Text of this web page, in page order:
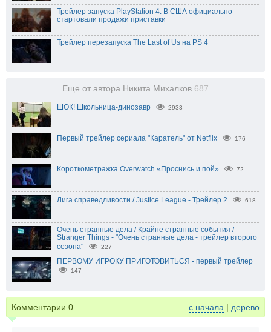
Трейлер запуска PlayStation 4. В США официально
стартовали продажи приставки
Трейлер перезапуска The Last of Us на PS 4
Еще от автора Никита Михалков 687
ШОК! Школьница-динозавр 2933
Первый трейлер сериала "Каратель" от Netflix 176
Короткометражка Overwatch «Проснись и пой» 72
Лига справедливости / Justice League - Трейлер 2 618
Очень странные дела / Крайне странные события /
Stranger Things - "Очень странные дела - трейлер второго
сезона"
227
ПЕРВОМУ ИГРОКУ ПРИГОТОВИТЬСЯ - первый трейлер
147
Комментарии 0 с начала | дерево